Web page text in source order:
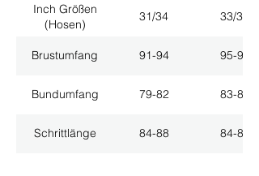
Inch Größen
(Hosen)
31/34 33/34
Brustumfang 91-94 95-98
Bundumfang 79-82 83-86
Schrittlänge 84-88 84-88